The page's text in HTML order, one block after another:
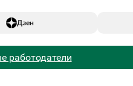
Дзен
работодатели